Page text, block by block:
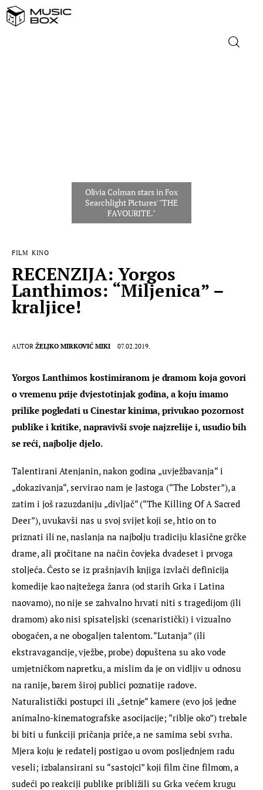
MUSIC BOX
FILM KINO
RECENZIJA: Yorgos
Lanthimos: “Miljenica” –
kraljice!
AUTOR ŽELJKO MIRKOVIĆ MIKI 07.02.2019.
Yorgos Lanthimos kostimiranom je dramom koja govori
o vremenu prije dvjestotinjak godina, a koju imamo
prilike pogledati u Cinestar kinima, privukao pozornost
publike i kritike, napravivši svoje najzrelije i, usudio bih
se reći, najbolje djelo.
Talentirani Atenjanin, nakon godina „uvježbavanja“ i
„dokazivanja“, servirao nam je Jastoga (“The Lobster”), a
zatim i još razuzdaniju „divljač“ (“The Killing Of A Sacred
Deer”), uvukavši nas u svoj svijet koji se, htio on to
priznati ili ne, naslanja na najbolju tradiciju klasične grčke
drame, ali pročitane na način čovjeka dvadeset i prvoga
stoljeća. Često se iz prašnjavih knjiga izvlači definicija
komedije kao najtežega žanra (od starih Grka i Latina
naovamo), no nije se zahvalno hrvati niti s tragedijom (ili
dramom) ako nisi spisateljski (scenaristički) i vizualno
obogaćen, a ne obogaljen talentom. “Lutanja” (ili
ekstravagancije, vježbe, probe) dopuštena su ako vode
umjetničkom napretku, a mislim da je on vidljiv u odnosu
na ranije, barem široj publici poznatije radove.
Naturalistički postupci ili „šetnje“ kamere (evo još jedne
animalno-kinematografske asocijacije; “riblje oko”) trebale
bi biti u funkciji pričanja priče, a ne samima sebi svrha.
Mjera koju je redatelj postigao u ovom posljednjem radu
veseli; izbalansirani su “sastojci” koji film čine filmom, a
sudeći po reakciji publike približili su Grka većem krugu